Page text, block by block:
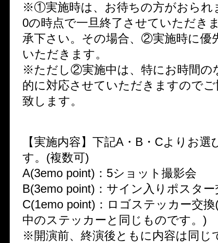
※①実施時は、お待ちの方がおられ
0の時点で一旦終了させていただき
承下さい。その場合、②実施時に優
いただきます。
※ただし②実施中は、特にお時間の
的に対応させていただきますので
致します。
【実施内容】下記A・B・Cよりお
す。(複数可)
A(3emo point)：5ショット撮影会
B(3emo point)：サイン入りポスター
C(1emo point)：ロゴステッカー交
中のステッカーと同じものです。)
※開演前、終演後ともに内容は同じ